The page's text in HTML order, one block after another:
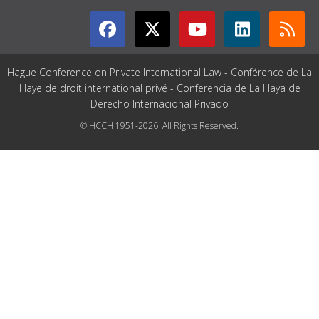
Hague Conference on Private International Law - Conférence de La
Haye de droit international privé - Conferencia de La Haya de
Derecho Internacional Privado
© HCCH 1951-2026. All Rights Reserved.